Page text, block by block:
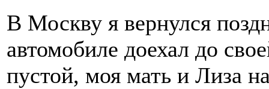
В Москву я вернулся
автомобиле доехал до
пустой, моя мать и Лиза